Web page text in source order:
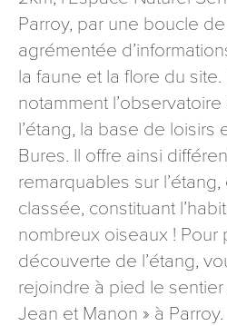
Parroy, par une boucle
agrémentée
la faune et la flore du site.
notamment
l’étang, la base de loisirs
Bures. Il offre ainsi
remarquables sur
classée, constituant
nombreux oiseaux ! Pour
découverte de l’étang,
rejoindre à pied le sentier
Jean et Manon » à Parroy.
signé accompagné de la copie
l’adresse suivante : Meurthe &
esplanade Jacques-Baudot CO
cedex
reCAPTCHA